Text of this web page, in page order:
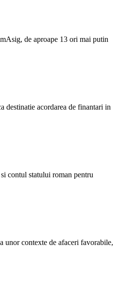
de aproape 13 ori mai putin
destinatie acordarea de finantari in
contul statului roman pentru
contexte de afaceri favorabile,